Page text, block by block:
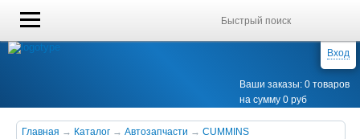
Вход
Ваши заказы: 0 товаров
на сумму 0 руб
Главная → Каталог → Автозапчасти → CUMMINS